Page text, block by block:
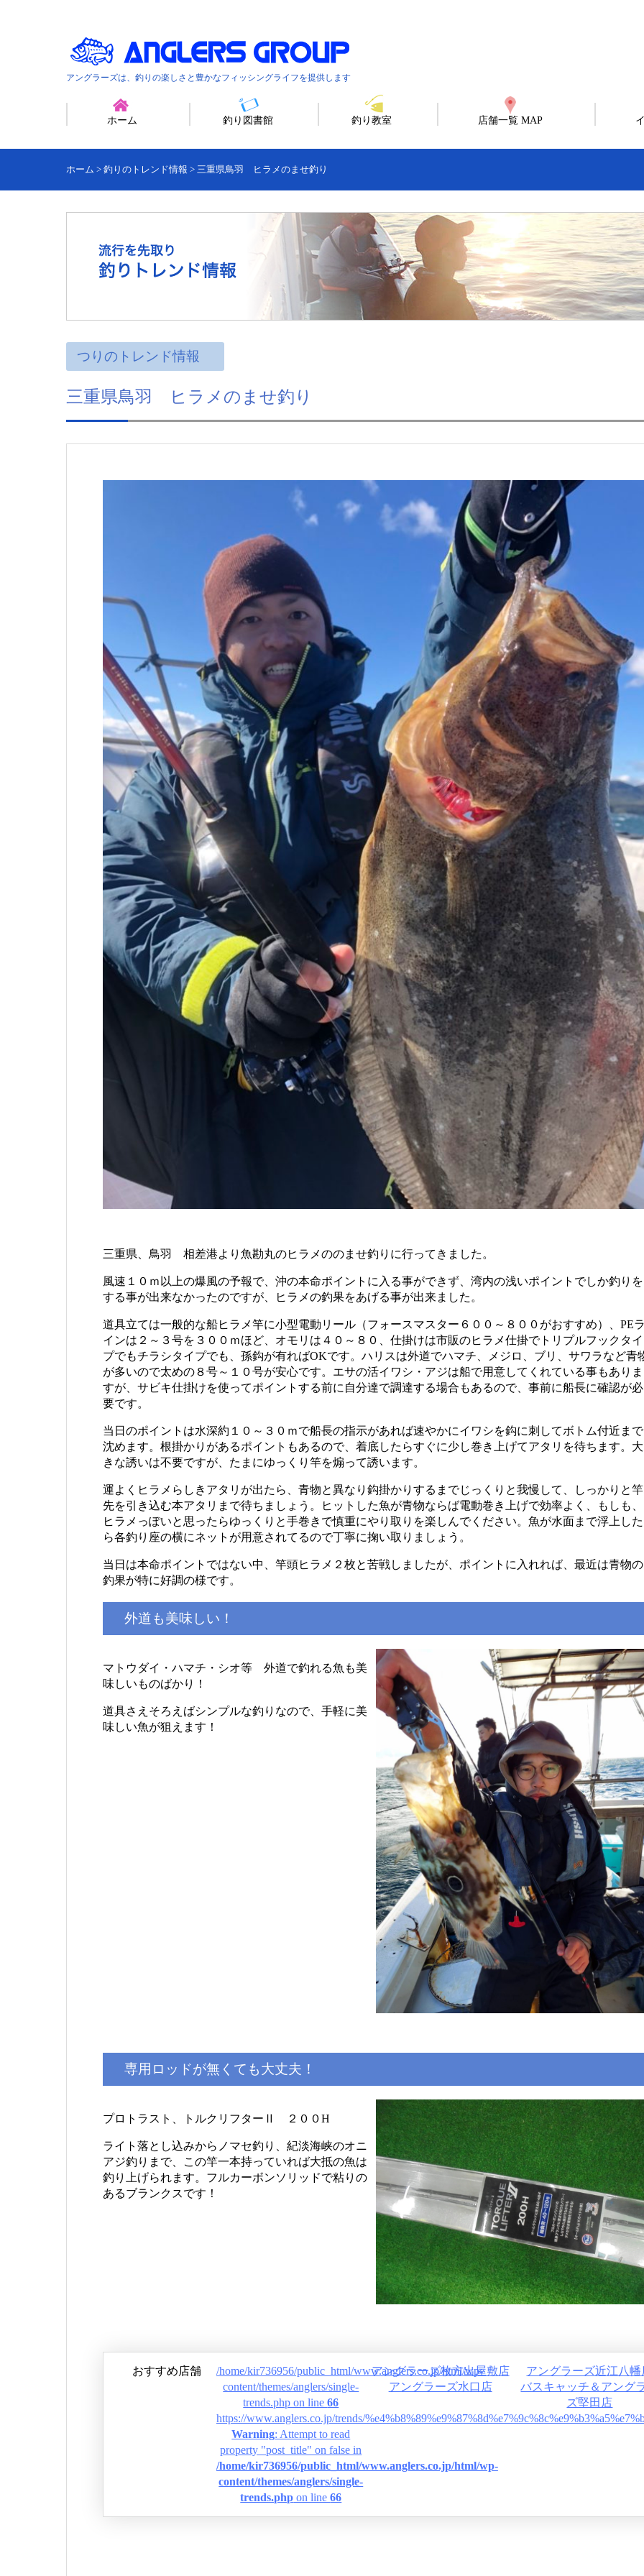
アングラーズは、釣りの楽しさと豊かなフィッシングライフを提供します
ホーム 釣り図書館 釣り教室 店舗一覧 MAP
ホーム > 釣りのトレンド情報 > 三重県鳥羽 ヒラメのませ釣り
つりのトレンド情報
三重県鳥羽 ヒラメのませ釣り
三重県、鳥羽 相差港より魚勘丸のヒラメののませ釣りに行ってきました。
風速１０ｍ以上の爆風の予報で、沖の本命ポイントに入る事ができず、湾内の浅いポイントでしか釣りを
する事が出来なかったのですが、ヒラメの釣果をあげる事が出来ました。
道具立ては一般的な船ヒラメ竿に小型電動リール（フォースマスター６００～８００がおすすめ）、PE
インは２～３号を３００ｍほど、オモリは４０～８０、仕掛けは市販のヒラメ仕掛でトリプルフックタイ
プでもチラシタイプでも、孫鈎が有ればOKです。ハリスは外道でハマチ、メジロ、ブリ、サワラなど青
が多いので太めの８号～１０号が安心です。エサの活イワシ・アジは船で用意してくれている事もありま
すが、サビキ仕掛けを使ってポイントする前に自分達で調達する場合もあるので、事前に船長に確認が必
要です。
当日のポイントは水深約１０～３０ｍで船長の指示があれば速やかにイワシを鈎に刺してボトム付近まで
沈めます。根掛かりがあるポイントもあるので、着底したらすぐに少し巻き上げてアタリを待ちます。大
きな誘いは不要ですが、たまにゆっくり竿を煽って誘います。
運よくヒラメらしきアタリが出たら、青物と異なり鈎掛かりするまでじっくりと我慢して、しっかりと竿
先を引き込む本アタリまで待ちましょう。ヒットした魚が青物ならば電動巻き上げで効率よく、もしも、
ヒラメっぽいと思ったらゆっくりと手巻きで慎重にやり取りを楽しんでください。魚が水面まで浮上した
ら各釣り座の横にネットが用意されてるので丁寧に掬い取りましょう。
当日は本命ポイントではない中、竿頭ヒラメ２枚と苦戦しましたが、ポイントに入れれば、最近は青物の
釣果が特に好調の様です。
外道も美味しい！
マトウダイ・ハマチ・シオ等 外道で釣れる魚も美
味しいものばかり！
道具さえそろえばシンプルな釣りなので、手軽に美
味しい魚が狙えます！
専用ロッドが無くても大丈夫！
プロトラスト、トルクリフターⅡ ２００H
ライト落とし込みからノマセ釣り、紀淡海峡のオニ
アジ釣りまで、この竿一本持っていれば大抵の魚は
釣り上げられます。フルカーボンソリッドで粘りの
あるブランクスです！
おすすめ店舗
/home/kir736956/public_html/www.anglers.co.jp/html/wp-
content/themes/anglers/single-
trends.php on line66
https://www.anglers.co.jp/trends/
Warning: Attempt to read
property "post_title" on false in
/home/kir736956/public_html/www.anglers.co.jp/html/wp-
content/themes/anglers/single-
trends.php on line66
アングラーズ枚方出屋敷店
アングラーズ近江八幡
アングラーズ水口店
バスキャッチ＆アング
ズ堅田店